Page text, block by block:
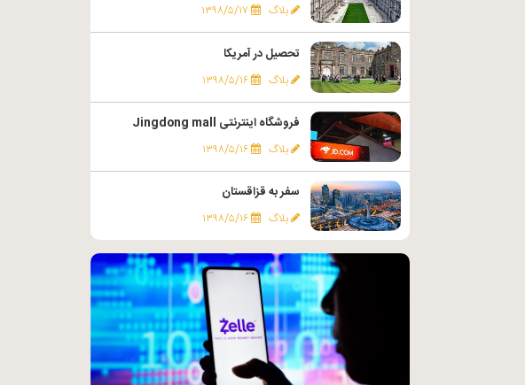
بلاگ ۱۳۹۸/۵/۱۷
تحصیل در آمریکا
بلاگ ۱۳۹۸/۵/۱۶
فروشگاه اینترنتی Jingdong mall
بلاگ ۱۳۹۸/۵/۱۶
سفر به قزاقستان
بلاگ ۱۳۹۸/۵/۱۶